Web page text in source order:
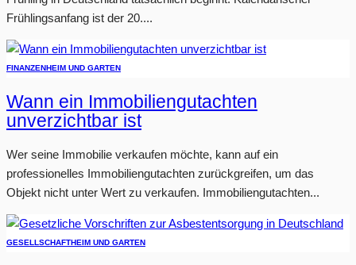
Frühlingsanfang ist der 20....
FINANZENHEIM UND GARTEN
Wann ein Immobiliengutachten
unverzichtbar ist
Wer seine Immobilie verkaufen möchte, kann auf ein
professionelles Immobiliengutachten zurückgreifen, um das
Objekt nicht unter Wert zu verkaufen. Immobiliengutachten...
GESELLSCHAFTHEIM UND GARTEN